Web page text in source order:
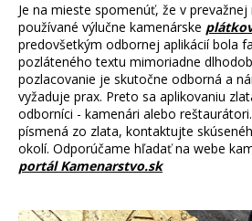
Je na mieste spomenúť, že v
používané výlučne kamenárske
predovšetkým odbornej aplikácií bola
pozláteného textu mimoriadne
pozlacovanie je skutočne odborná a
vyžaduje prax. Preto sa aplikovaniu
odborníci - kamenári alebo
písmená zo zlata, kontaktujte
okolí. Odporúčame hľadať na webe
portálKamenarstvo.sk